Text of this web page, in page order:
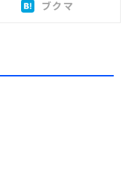
ブクマ